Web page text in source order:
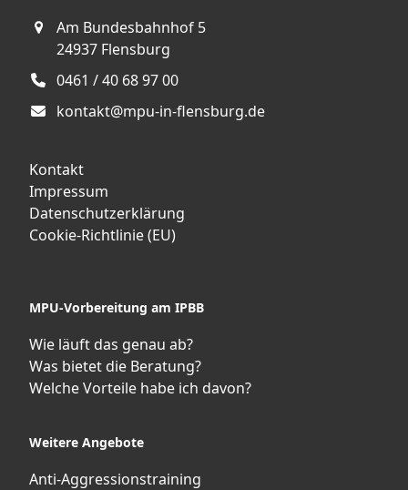
Am Bundesbahnhof 5
24937 Flensburg
0461 / 40 68 97 00
kontakt@mpu-in-flensburg.de
Kontakt
Impressum
Datenschutzerklärung
Cookie-Richtlinie (EU)
MPU-Vorbereitung am IPBB
Wie läuft das genau ab?
Was bietet die Beratung?
Welche Vorteile habe ich davon?
Weitere Angebote
Anti-Aggressionstraining